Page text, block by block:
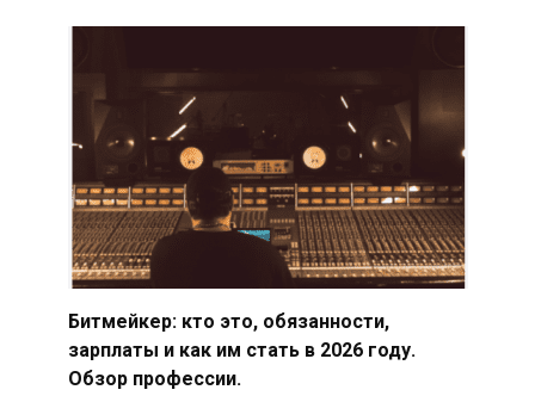
Битмейкер: кто это, обязанности,
зарплаты и как им стать в 2026 году.
Обзор профессии.